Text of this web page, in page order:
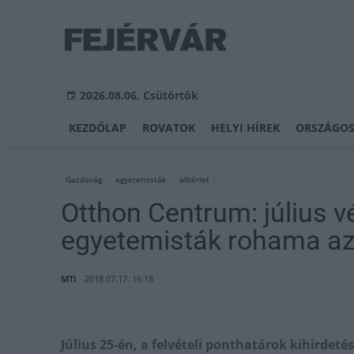
2026.08.06, Csütörtök
KEZDŐLAP ROVATOK HELYI HÍREK
Gazdaság egyetemisták albérlet
Otthon Centrum: július
egyetemisták rohama
MTI 2018.07.17. 16:18
Július 25-én, a felvételi ponthatárok